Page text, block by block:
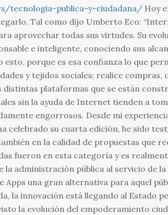
tecnologia-publica-y-ciudadana/Hoy
Tal como dijo Umberto Eco:
aprovechar todas sus virtudes. Su
e inteligente, conociendo sus
porque es esa confianza lo que
y tejidos sociales; realice compras,
distintas plataformas que se están
sin la ayuda de Internet tienden a
engorrosos. Desde mi
celebrado su cuarta edición, he sido
en la calidad de propuestas que
fueron en esta categoría y es
la administración pública al servicio de
una gran alternativa para aquel
la innovación está llegando al Estado
la evolución del empoderamiento